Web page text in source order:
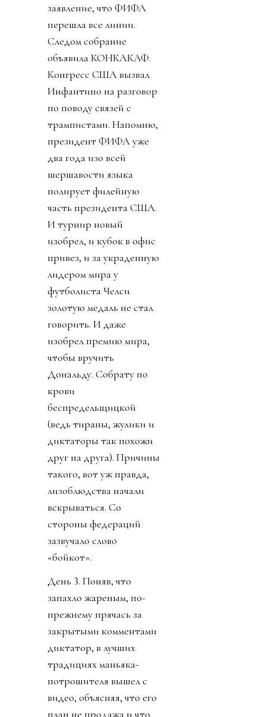
заявление, что ФИФА
перешла все линии.
Следом собрание
объявила КОНКАКАФ.
Конгресс США вызвал
Инфантино на разговор
по поводу связей с
трампистами. Напомню,
президент ФИФА уже
два года изо всей
шершавости языка
полирует филейную
часть президента США.
И турнир новый
изобрел, и кубок в офис
привез, и за украденную
лидером мира у
футболиста Челси
золотую медаль не стал
говорить. И даже
изобрел премию мира,
чтобы вручить
Дональду. Собрату по
крови
беспредельщицкой
(ведь тираны, жулики и
диктаторы так похожи
друг на друга). Причины
такого, вот уж правда,
лизоблюдства начали
вскрываться. Со
стороны федераций
зазвучало слово
«бойкот».
День 3. Поняв, что
запахло жареным, по-
прежнему прячась за
закрытыми комментами
диктатор, в лучших
традициях маньяка-
потрошителя вышел с
видео, объясняя, что его
план не продажа и что